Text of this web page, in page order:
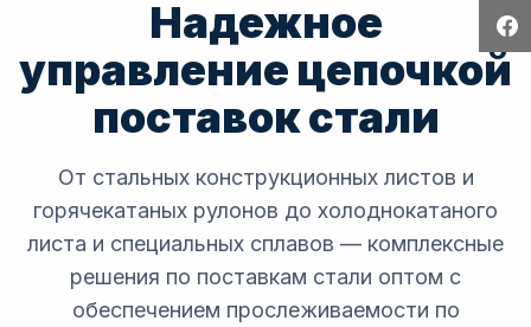
Надежное
управление цепочкой
поставок стали
От стальных конструкционных листов и
горячекатаных рулонов до холоднокатаного
листа и специальных сплавов — комплексные
решения по поставкам стали оптом с
обеспечением прослеживаемости по